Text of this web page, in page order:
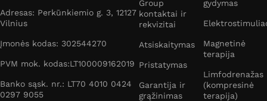
Adresas: Perkūnkiemio g. 3, 12127
Vilnius
Įmonės kodas: 302544270
PVM mok. kodas:LT100009162019
Banko sąsk. nr.: LT70 4010 0424
0297 9055
Group
kontaktai ir
rekvizitai
Atsiskaitymas
Pristatymas
Garantija ir
grąžinimas
gydymas
Magnetinė
terapija
Limfodrenažas
(kompresinė
terapija)